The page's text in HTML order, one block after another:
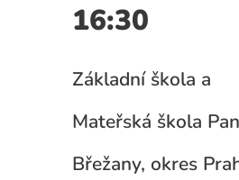
16:30
Základní škola a
Mateřská škola
Břežany, okres